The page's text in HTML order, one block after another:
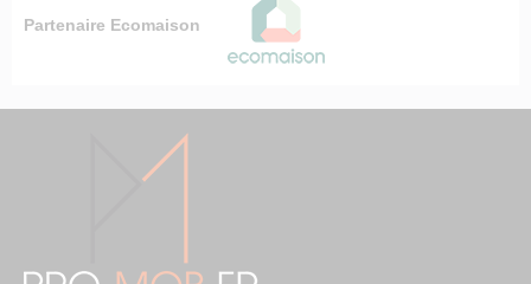
Partenaire Ecomaison